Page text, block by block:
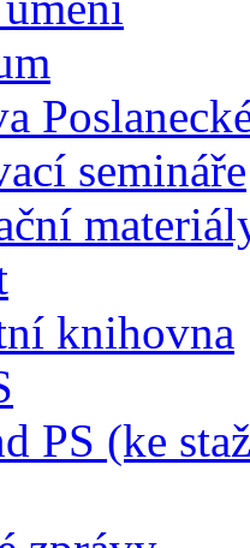
semináře
knihovna
PS (ke